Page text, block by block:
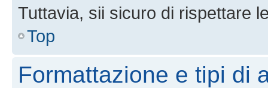
Tuttavia, sii sicuro di rispettare
Top
Formattazione e tipi di